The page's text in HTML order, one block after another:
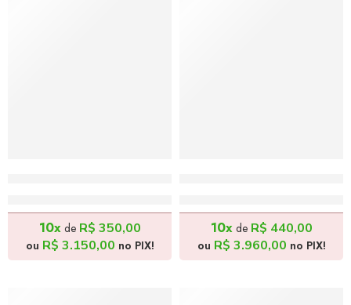
10xde R$ 350,00
ou R$ 3.150,00 no PIX!
10xde R$ 440,00
ou R$ 3.960,00 no PIX!